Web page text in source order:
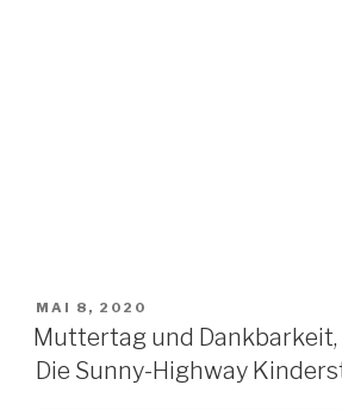
VERÖFFENTLICHT
AM
MAI 8, 2020
Muttertag und
Die Sunny-Highway